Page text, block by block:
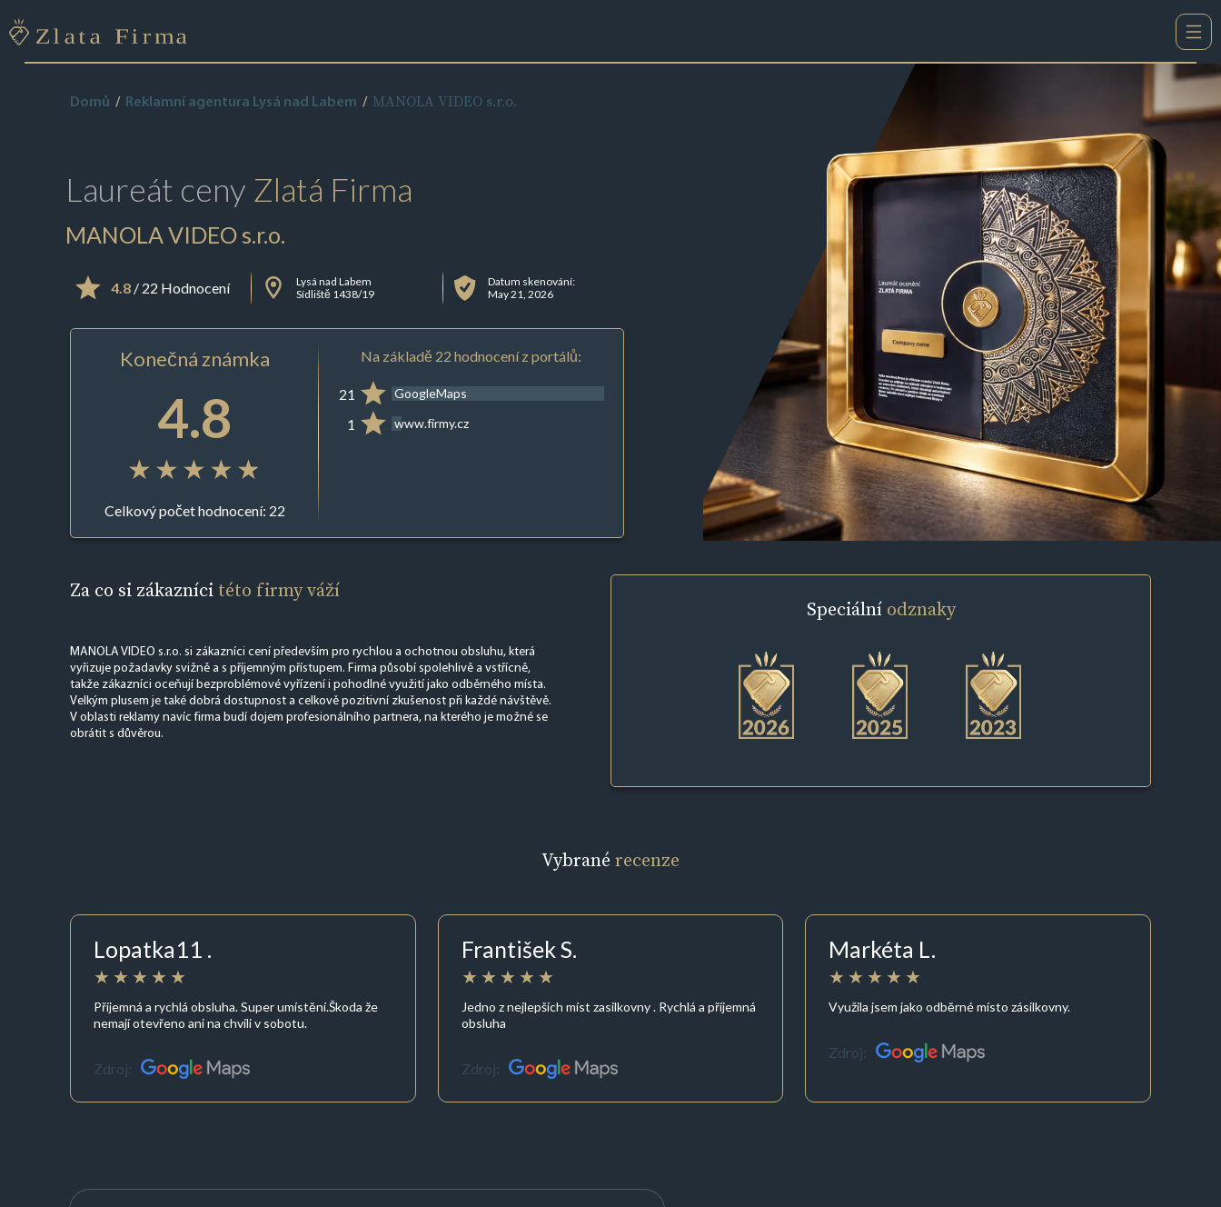
Domů Reklamní agentura Lysá nad Labem MANOLA VIDEO s.r.o.
Laureát ceny Zlatá Firma
MANOLA VIDEO s.r.o.
4.8/ 22 Hodnocení
Lysá nad Labem
Sídliště 1438/19
Datum skenování:
May 21, 2026
Konečná známka
4.8
Celkový počet hodnocení: 22
Na základě 22 hodnocení z portálů:
21 GoogleMaps
1 www.firmy.cz
Za co si zákazníci této firmy váží
MANOLA VIDEO s.r.o. si zákazníci cení především pro rychlou a ochotnou obsluhu, která
vyřizuje požadavky svižně a s příjemným přístupem. Firma působí spolehlivě a vstřícně,
takže zákazníci oceňují bezproblémové vyřízení i pohodlné využití jako odběrného místa.
Velkým plusem je také dobrá dostupnost a celkově pozitivní zkušenost při každé návštěvě.
V oblasti reklamy navíc firma budí dojem profesionálního partnera, na kterého je možné se
obrátit s důvěrou.
Speciální odznaky
Vybrané recenze
Lopatka11 .
Příjemná a rychlá obsluha. Super umístění.Škoda že
nemají otevřeno ani na chvíli v sobotu.
Zdroj:
František S.
Jedno z nejlepších míst zasilkovny . Rychlá a příjemná
obsluha
Zdroj:
Markéta L.
Využila jsem jako odběrné místo zásilkovny.
Zdroj: